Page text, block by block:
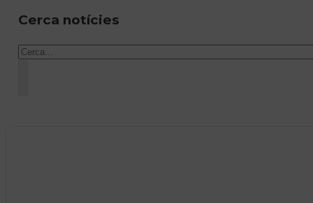
Cerca notícies
Cercar